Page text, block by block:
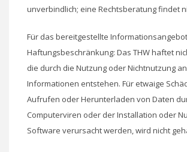
unverbindlich; eine Rechtsberatung findet
Für das bereitgestellte
Haftungsbeschränkung: Das THW haftet
die durch die Nutzung oder Nichtnutzung
Informationen entstehen. Für etwaige
Aufrufen oder Herunterladen von Daten
Computerviren oder der Installation oder
Software verursacht werden, wird nicht